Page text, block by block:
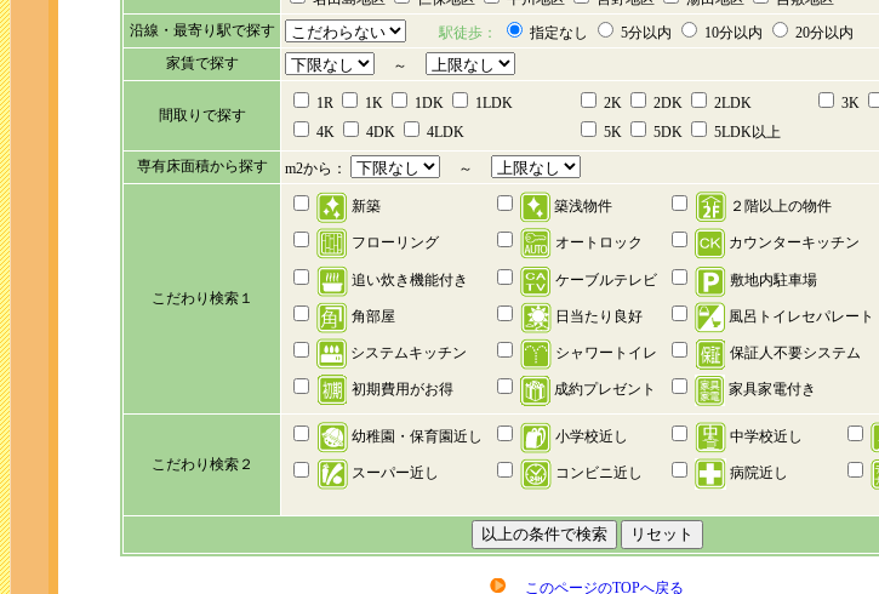
沿線・最寄り駅で探す
駅徒歩： 指定なし 5分以内 10分以内
20分以内
家賃で探す
～
間取りで探す
1R 1K 1DK 1LDK 2K 2DK 2LDK 3K
4K
4DK 4LDK 5K 5DK
5LDK以上
専有床面積から探す
m2から： ～
こだわり検索１
新築 築浅物件 ２階以上の物件
フローリング オートロック カウンターキッチン
追い炊き機能付き ケーブルテレビ 敷地内駐車場
角部屋 日当たり良好 風呂トイレセパレート
システムキッチン シャワートイレ 保証人不要システム
初期費用がお得 成約プレゼント 家具家電付き
こだわり検索２
幼稚園・保育園近し 小学校近し 中学校近し
スーパー近し コンビニ近し 病院近し
このページのTOPへ戻る